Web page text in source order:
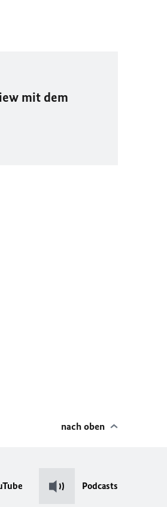
mit dem
nach oben
Podcasts